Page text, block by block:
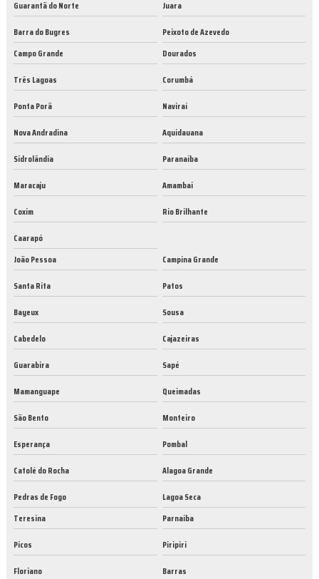
Guarantã do Norte
Juara
Barra do Bugres
Peixoto de Azevedo
Campo Grande
Dourados
Três Lagoas
Corumbá
Ponta Porã
Naviraí
Nova Andradina
Aquidauana
Sidrolândia
Paranaíba
Maracaju
Amambai
Coxim
Rio Brilhante
Caarapó
João Pessoa
Campina Grande
Santa Rita
Patos
Bayeux
Sousa
Cabedelo
Cajazeiras
Guarabira
Sapé
Mamanguape
Queimadas
São Bento
Monteiro
Esperança
Pombal
Catolé do Rocha
Alagoa Grande
Pedras de Fogo
Lagoa Seca
Teresina
Parnaíba
Picos
Piripiri
Floriano
Barras